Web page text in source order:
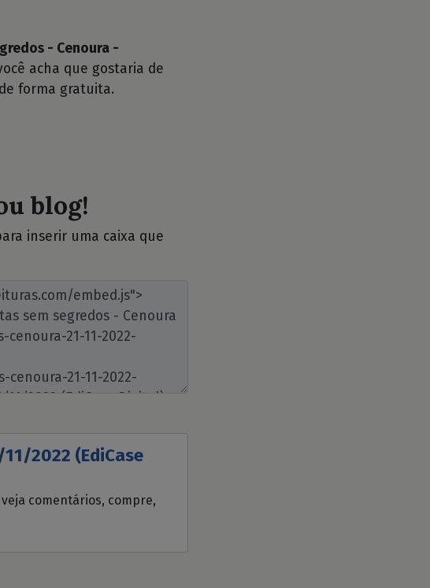
- Cenoura -
acha que gostaria de
forma gratuita.
blog!
inserir uma caixa que
2022 (EdiCase
comentários, compre,